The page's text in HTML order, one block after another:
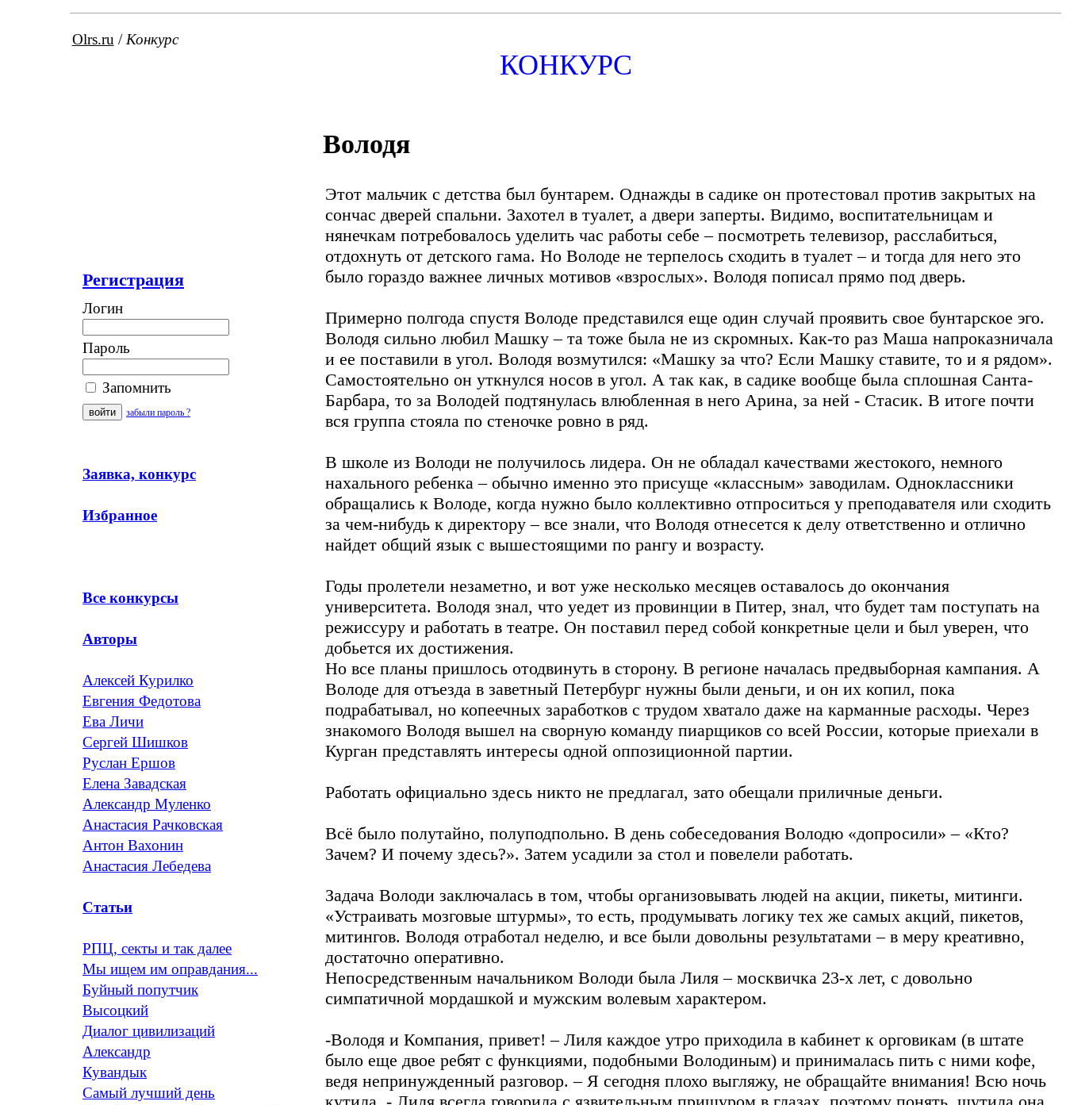
Olrs.ru / Конкурс
КОНКУРС
Регистрация
Логин
Пароль
Запомнить
забыли пароль ?
Заявка, конкурс
Избранное
Все конкурсы
Авторы
Алексей Курилко
Евгения Федотова
Ева Личи
Сергей Шишков
Руслан Ершов
Елена Завадская
Александр Муленко
Анастасия Рачковская
Антон Вахонин
Анастасия Лебедева
Статьи
РПЦ, секты и так далее
Мы ищем им оправдания...
Буйный попутчик
Высоцкий
Диалог цивилизаций
Александр
Кувандык
Самый лучший день
Володя
Этот мальчик с детства был бунтарем. Однажды в садике он протестовал против закрытых на
сончас дверей спальни. Захотел в туалет, а двери заперты. Видимо, воспитательницам и
нянечкам потребовалось уделить час работы себе – посмотреть телевизор, расслабиться,
отдохнуть от детского гама. Но Володе не терпелось сходить в туалет – и тогда для него это
было гораздо важнее личных мотивов «взрослых». Володя пописал прямо под дверь.
Примерно полгода спустя Володе представился еще один случай проявить свое бунтарское эго.
Володя сильно любил Машку – та тоже была не из скромных. Как-то раз Маша напроказничала
и ее поставили в угол. Володя возмутился: «Машку за что? Если Машку ставите, то и я рядом».
Самостоятельно он уткнулся носов в угол. А так как, в садике вообще была сплошная Санта-
Барбара, то за Володей подтянулась влюбленная в него Арина, за ней - Стасик. В итоге почти
вся группа стояла по стеночке ровно в ряд.
В школе из Володи не получилось лидера. Он не обладал качествами жестокого, немного
нахального ребенка – обычно именно это присуще «классным» заводилам. Одноклассники
обращались к Володе, когда нужно было коллективно отпроситься у преподавателя или сходить
за чем-нибудь к директору – все знали, что Володя отнесется к делу ответственно и отлично
найдет общий язык с вышестоящими по рангу и возрасту.
Годы пролетели незаметно, и вот уже несколько месяцев оставалось до окончания
университета. Володя знал, что уедет из провинции в Питер, знал, что будет там поступать на
режиссуру и работать в театре. Он поставил перед собой конкретные цели и был уверен, что
добьется их достижения.
Но все планы пришлось отодвинуть в сторону. В регионе началась предвыборная кампания. А
Володе для отъезда в заветный Петербург нужны были деньги, и он их копил, пока
подрабатывал, но копеечных заработков с трудом хватало даже на карманные расходы. Через
знакомого Володя вышел на сворную команду пиарщиков со всей России, которые приехали в
Курган представлять интересы одной оппозиционной партии.
Работать официально здесь никто не предлагал, зато обещали приличные деньги.
Всё было полутайно, полуподпольно. В день собеседования Володю «допросили» – «Кто?
Зачем? И почему здесь?». Затем усадили за стол и повелели работать.
Задача Володи заключалась в том, чтобы организовывать людей на акции, пикеты, митинги.
«Устраивать мозговые штурмы», то есть, продумывать логику тех же самых акций, пикетов,
митингов. Володя отработал неделю, и все были довольны результатами – в меру креативно,
достаточно оперативно.
Непосредственным начальником Володи была Лиля – москвичка 23-х лет, с довольно
симпатичной мордашкой и мужским волевым характером.
-Володя и Компания, привет! – Лиля каждое утро приходила в кабинет к орговикам (в штате
было еще двое ребят с функциями, подобными Володиным) и принималась пить с ними кофе,
ведя непринужденный разговор. – Я сегодня плохо выгляжу, не обращайте внимания! Всю ночь